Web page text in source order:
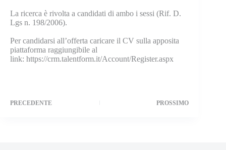
La ricerca è rivolta a candidati di ambo i sessi (Rif. D.
Lgs n. 198/2006).
Per candidarsi all’offerta caricare il CV sulla apposita
piattaforma raggiungibile al
link: https://crm.talentform.it/Account/Register.aspx
PRECEDENTE PROSSIMO